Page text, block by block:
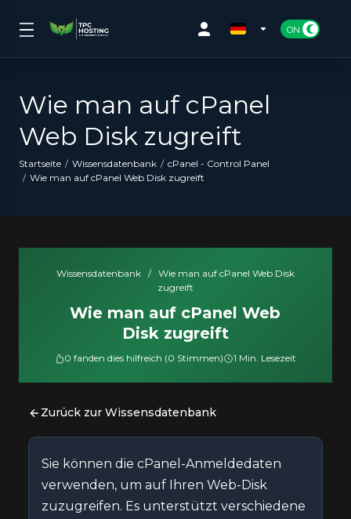
Wie man auf cPanel
Web Disk zugreift
Startseite Wissensdatenbank
cPanel - Control Panel
Wie man auf cPanel Web Disk zugreift
Wissensdatenbank /
Wie man auf cPanel Web Disk
zugreift
Wie man auf cPanel Web
Disk zugreift
0 fanden dies hilfreich (0 Stimmen) 1 Min. Lesezeit
Zurück zur Wissensdatenbank
Sie können die cPanel-Anmeldedaten
verwenden, um auf Ihren Web-Disk
zuzugreifen. Es unterstützt verschiedene